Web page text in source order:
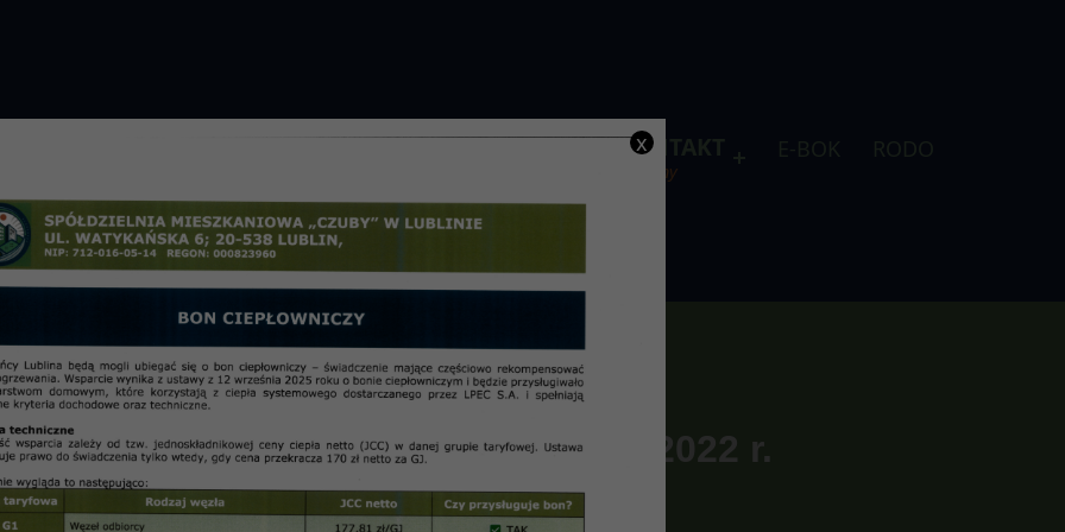
PRZETARGI OSIEDLA KONTAKT
telefony
2023 SM „Czuby” – Materiał 14-2022 r.
x